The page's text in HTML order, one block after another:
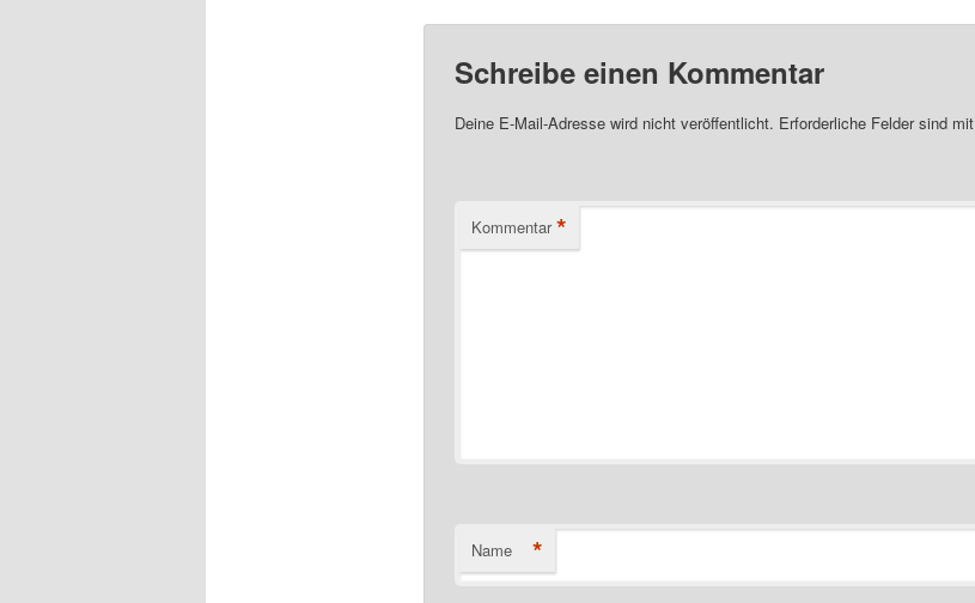
Schreibe einen Kommentar
Deine E-Mail-Adresse wird nicht veröffentlicht. Erforderliche Felder sind mit
Kommentar *
Name *